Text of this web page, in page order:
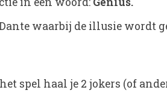
waarbij de illusie wordt
spel haal je 2 jokers (of